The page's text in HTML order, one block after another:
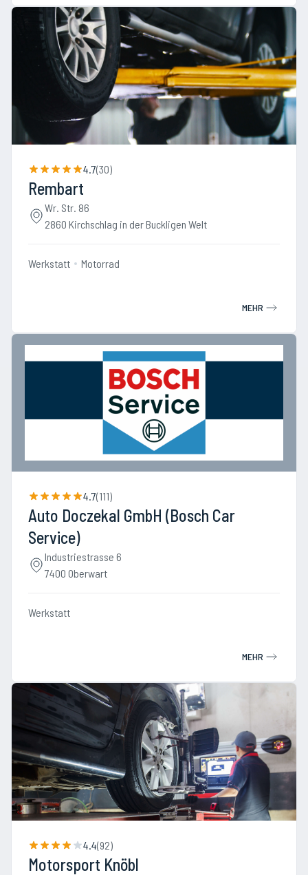
4.7(30)
Rembart
Wr. Str. 86
2860 Kirchschlag in der Buckligen Welt
Werkstatt Motorrad
MEHR
4.7(111)
Auto Doczekal GmbH (Bosch Car
Service)
Industriestrasse 6
7400 Oberwart
Werkstatt
MEHR
4.4(92)
Motorsport Knöbl